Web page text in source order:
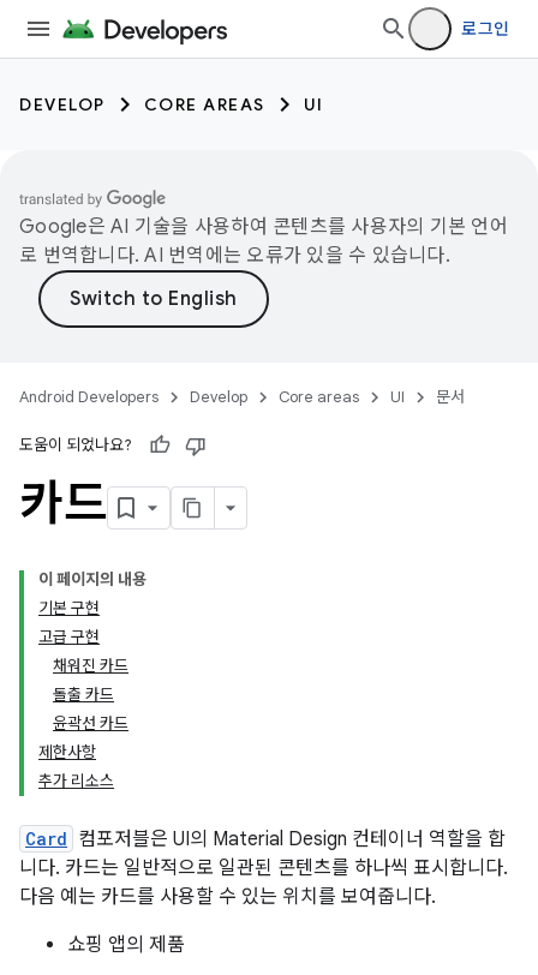
로그인
DEVELOP CORE AREAS UI
Google은 AI 기술을 사용하여 콘텐츠를 사용자의 기본 언어
로 번역합니다. AI 번역에는 오류가 있을 수 있습니다.
Android Developers Develop Core areas UI 문서
도움이 되었나요?
카드
이 페이지의 내용
기본 구현
고급 구현
채워진 카드
돌출 카드
윤곽선 카드
제한사항
추가 리소스
Card 컴포저블은 UI의 Material Design 컨테이너 역할을 합
니다. 카드는 일반적으로 일관된 콘텐츠를 하나씩 표시합니다.
다음 예는 카드를 사용할 수 있는 위치를 보여줍니다.
쇼핑 앱의 제품